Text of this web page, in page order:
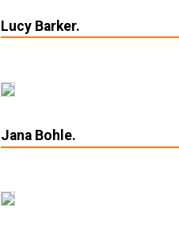
Lucy Barker.
Jana Bohle.